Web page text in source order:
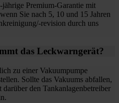
Premium-Garantie mit
Sie nach 5, 10 und 15 Jahren
revision durch uns
das Leckwarngerät?
zu einer Vakuumpumpe
Sollte das Vakuums abfallen,
den Tankanlagenbetreiber